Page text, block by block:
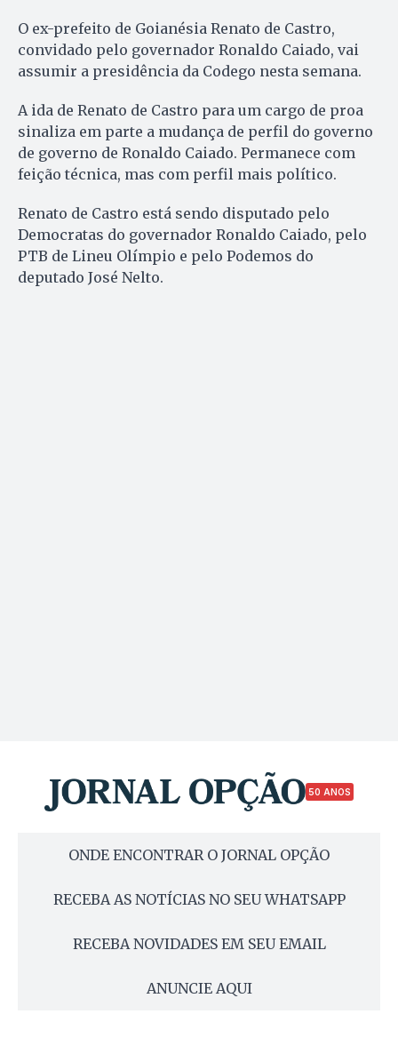
O ex-prefeito de Goianésia Renato de Castro,
convidado pelo governador Ronaldo Caiado, vai
assumir a presidência da Codego nesta semana.
A ida de Renato de Castro para um cargo de proa
sinaliza em parte a mudança de perfil do governo
de governo de Ronaldo Caiado. Permanece com
feição técnica, mas com perfil mais político.
Renato de Castro está sendo disputado pelo
Democratas do governador Ronaldo Caiado, pelo
PTB de Lineu Olímpio e pelo Podemos do
deputado José Nelto.
50 ANOS
ONDE ENCONTRAR O JORNAL OPÇÃO
RECEBA AS NOTÍCIAS NO SEU WHATSAPP
RECEBA NOVIDADES EM SEU EMAIL
ANUNCIE AQUI